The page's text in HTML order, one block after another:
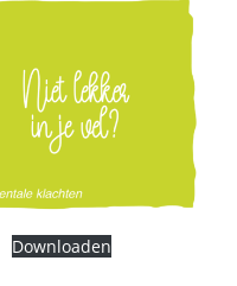
Downloaden